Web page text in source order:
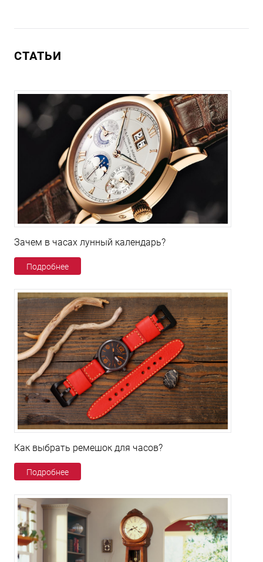
СТАТЬИ
Зачем в часах лунный календарь?
Подробнее
Как выбрать ремешок для часов?
Подробнее